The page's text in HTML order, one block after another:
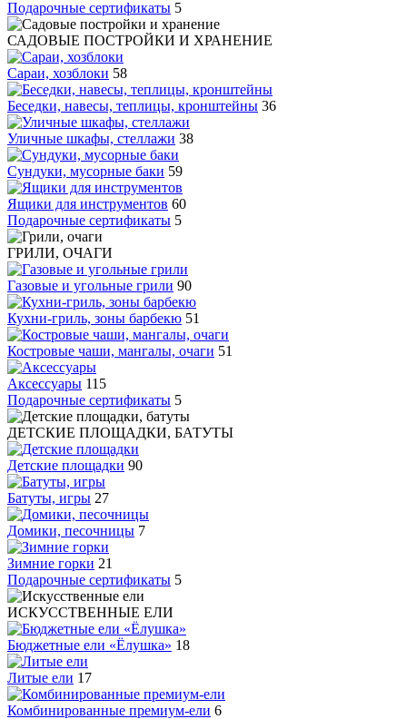
Подарочные сертификаты 5
САДОВЫЕ ПОСТРОЙКИ И ХРАНЕНИЕ
Сараи, хозблоки 58
Беседки, навесы, теплицы, кронштейны 36
Уличные шкафы, стеллажи 38
Сундуки, мусорные баки 59
Ящики для инструментов 60
Подарочные сертификаты 5
ГРИЛИ, ОЧАГИ
Газовые и угольные грили 90
Кухни-гриль, зоны барбекю 51
Костровые чаши, мангалы, очаги 51
Аксессуары 115
Подарочные сертификаты 5
ДЕТСКИЕ ПЛОЩАДКИ, БАТУТЫ
Детские площадки 90
Батуты, игры 27
Домики, песочницы 7
Зимние горки 21
Подарочные сертификаты 5
ИСКУССТВЕННЫЕ ЕЛИ
Бюджетные ели «Ёлушка» 18
Литые ели 17
Комбинированные премиум-ели 6